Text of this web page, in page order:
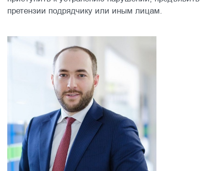
претензии подрядчику или иным лицам.